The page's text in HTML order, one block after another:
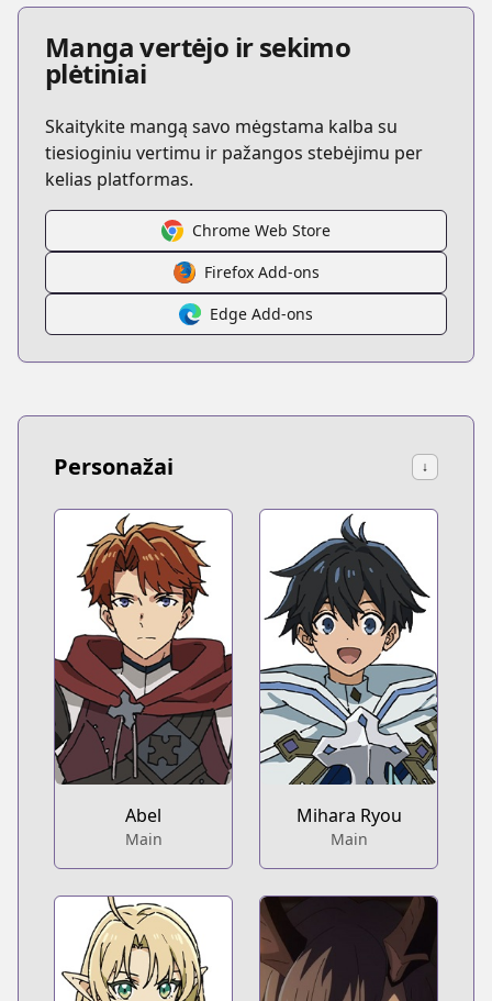
Manga vertėjo ir sekimo
plėtiniai
Skaitykite mangą savo mėgstama kalba su
tiesioginiu vertimu ir pažangos stebėjimu per
kelias platformas.
Chrome Web Store
Firefox Add-ons
Edge Add-ons
Personažai ↓
Abel
Main
Mihara Ryou
Main